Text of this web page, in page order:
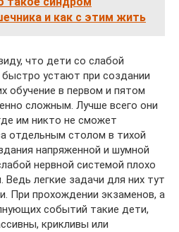
и как с этим жить
что дети со слабой
устают при создании
обучение в первом и пятом
сложным. Лучше всего они
им никто не сможет
отдельным столом в тихой
напряженной и шумной
нервной системой плохо
легкие задачи для них тут
При прохождении экзаменов, а
событий такие дети,
крикливы или